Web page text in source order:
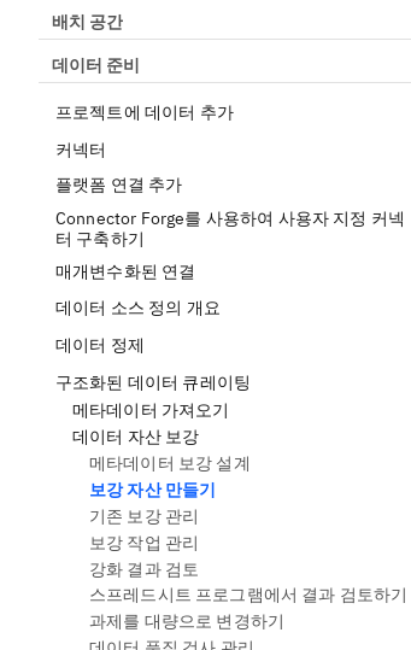
배치 공간
데이터 준비
프로젝트에 데이터 추가
커넥터
플랫폼 연결 추가
Connector Forge를 사용하여 사용자 지정 커넥
터 구축하기
매개변수화된 연결
데이터 소스 정의 개요
데이터 정제
구조화된 데이터 큐레이팅
메타데이터 가져오기
데이터 자산 보강
메타데이터 보강 설계
보강 자산 만들기
기존 보강 관리
보강 작업 관리
강화 결과 검토
스프레드시트 프로그램에서 결과 검토하기
과제를 대량으로 변경하기